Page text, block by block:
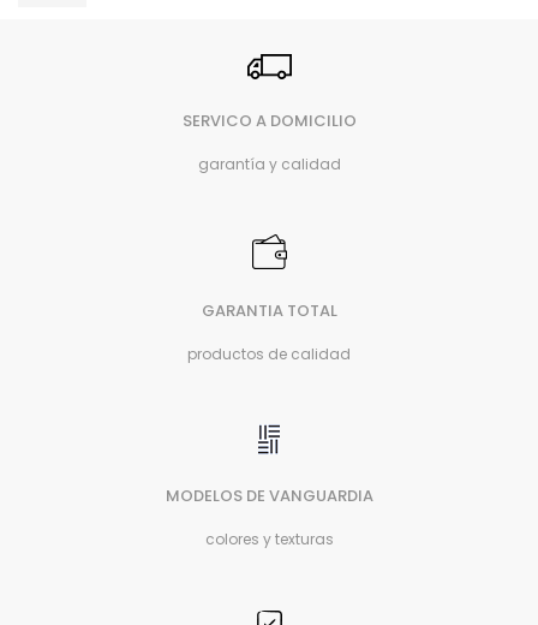
SERVICO A DOMICILIO
garantía y calidad
GARANTIA TOTAL
productos de calidad
MODELOS DE VANGUARDIA
colores y texturas